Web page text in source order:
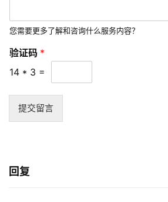
A
P
P
发
短
视
资
您需要更多了解和咨询什么服务内容？
验证码 *
14 * 3 =
提交留言
回复